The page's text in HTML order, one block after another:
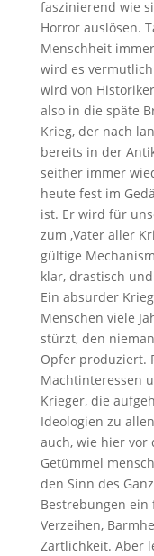
faszinierend wie
Horror auslösen.
Menschheit
wird es
wird von
also in die späte
Krieg, der nach
bereits in der
seither immer
heute fest im
ist. Er wird für
zum ‚Vater aller
gültige
klar, drastisch
Ein absurder
Menschen viele
stürzt, den
Opfer produziert.
Machtinteressen
Krieger, die
Ideologien zu
auch, wie hier vor
Getümmel
den Sinn des
Bestrebungen ein
Verzeihen,
Zärtlichkeit. Aber